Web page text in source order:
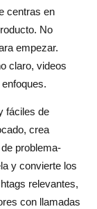
centras en
No
empezar.
claro, videos
fáciles de
crea
problema-
y convierte los
relevantes,
con llamadas